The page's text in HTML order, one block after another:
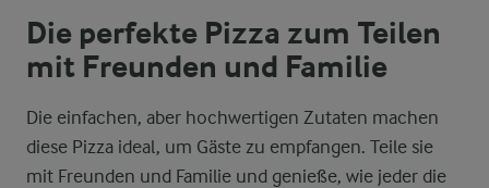
Die perfekte Pizza zum Teilen
mit Freunden und Familie
Die einfachen, aber hochwertigen Zutaten machen
diese Pizza ideal, um Gäste zu empfangen. Teile sie
mit Freunden und Familie und genieße, wie jeder die